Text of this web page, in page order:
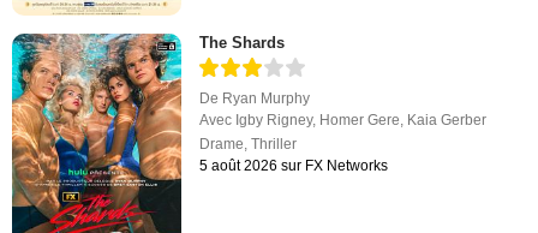
The Shards
De Ryan Murphy
Avec Igby Rigney, Homer Gere Kaia Gerber
Drame ,Thriller
5 août 2026 sur FX Networks